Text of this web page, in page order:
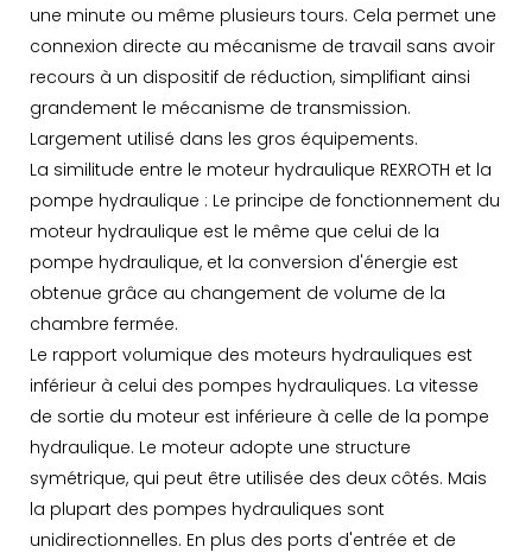
une minute ou même plusieurs tours. Cela permet une
connexion directe au mécanisme de travail sans avoir
recours à un dispositif de réduction, simplifiant ainsi
grandement le mécanisme de transmission.
Largement utilisé dans les gros équipements.
La similitude entre le moteur hydraulique REXROTH et la
pompe hydraulique : Le principe de fonctionnement du
moteur hydraulique est le même que celui de la
pompe hydraulique, et la conversion d'énergie est
obtenue grâce au changement de volume de la
chambre fermée.
Le rapport volumique des moteurs hydrauliques est
inférieur à celui des pompes hydrauliques. La vitesse
de sortie du moteur est inférieure à celle de la pompe
hydraulique. Le moteur adopte une structure
symétrique, qui peut être utilisée des deux côtés. Mais
la plupart des pompes hydrauliques sont
unidirectionnelles. En plus des ports d'entrée et de